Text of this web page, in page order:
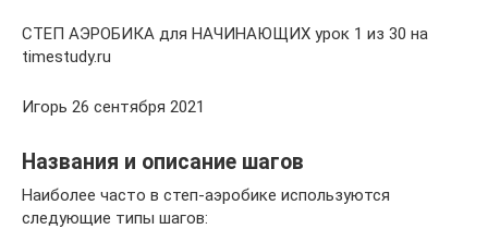
СТЕП АЭРОБИКА для НАЧИНАЮЩИХ урок 1 из 30 на
timestudy.ru
Игорь 26 сентября 2021
Названия и описание шагов
Наиболее часто в степ-аэробике используются
следующие типы шагов: